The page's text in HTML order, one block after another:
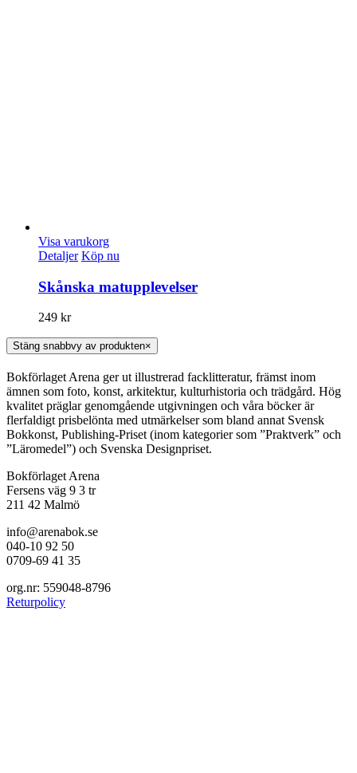
Visa varukorg
Detaljer Köp nu
Skånska matupplevelser
249 kr
Stäng snabbvy av produkten×
Bokförlaget Arena ger ut illustrerad facklitteratur, främst inom
ämnen som foto, konst, arkitektur, kulturhistoria och trädgård. Hög
kvalitet präglar genomgående utgivningen och våra böcker är
flerfaldigt prisbelönta med utmärkelser som bland annat Svensk
Bokkonst, Publishing-Priset (inom kategorier som ”Praktverk” och
”Läromedel”) och Svenska Designpriset.
Bokförlaget Arena
Fersens väg 9 3 tr
211 42 Malmö
info@arenabok.se
040-10 92 50
0709-69 41 35
org.nr: 559048-8796
Returpolicy